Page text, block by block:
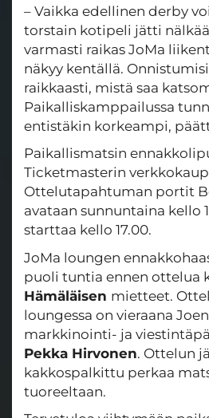
– Vaikka edellinen derby
torstain kotipeli jätti
varmasti raikas JoMa
näkyy kentällä.
raikkaasti, mistä saa
Paikalliskamppailussa
entistäkin korkeampi,
Paikallismatsin
Ticketmasterin
Ottelutapahtuman portit
avataan sunnuntaina kello
starttaa kello 17.00.
JoMa loungen
puoli tuntia ennen ottelua
Hämäläisen mietteet.
loungessa on vieraana
markkinointi- ja
Pekka Hirvonen. Ottelun
kakkospalkittu perkaa
tuoreeltaan.